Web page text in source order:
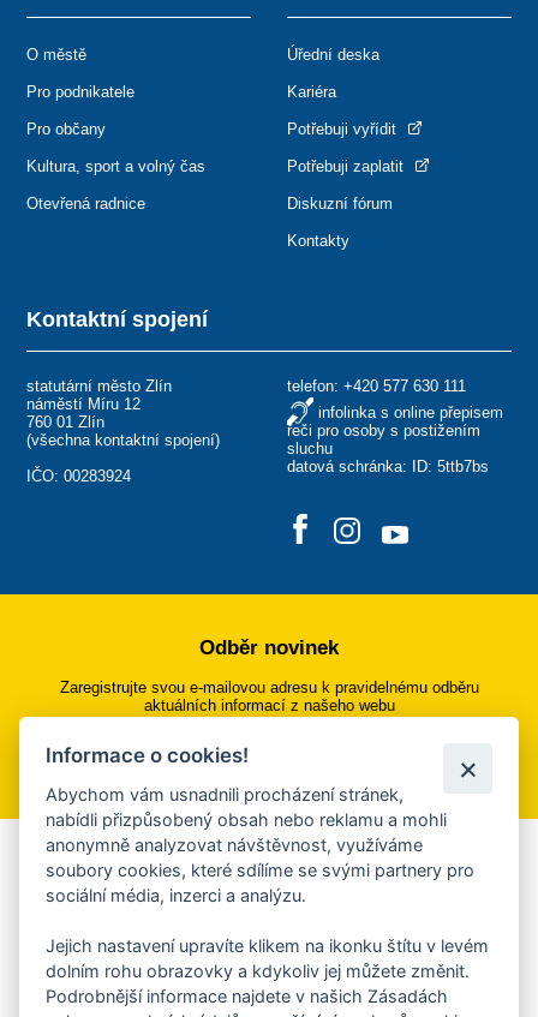
Kontaktní spojení
statutární město Zlín
náměstí Míru 12
760 01 Zlín
(všechna kontaktní spojení)
IČO: 00283924
telefon: +420 577 630 111
infolinka s online přepisem
řeči pro osoby s postižením
sluchu
datová schránka: ID: 5ttb7bs
O městě
Pro podnikatele
Pro občany
Kultura, sport a volný čas
Otevřená radnice
Úřední deska
Kariéra
Potřebuji vyřídit
Potřebuji zaplatit
Diskuzní fórum
Kontakty
Odběr novinek
Zaregistrujte svou e-mailovou adresu k pravidelnému odběru
aktuálních informací z našeho webu
Přihlásit se k odběru
Aplikace Mobilní rozhlas
Chcete dostávat do svého mobilu či mailu upozornění na
ankety, pozvánky na kulturní a sportovní akce?
Více informací o aplikaci
Informace o cookies!
Abychom vám usnadnili procházení stránek,
nabídli přizpůsobený obsah nebo reklamu a mohli
anonymně analyzovat návštěvnost, využíváme
soubory cookies, které sdílíme se svými partnery pro
sociální média, inzerci a analýzu.
Jejich nastavení upravíte klikem na ikonku štítu v levém
dolním rohu obrazovky a kdykoliv jej můžete změnit.
Podrobnější informace najdete v našich Zásadách